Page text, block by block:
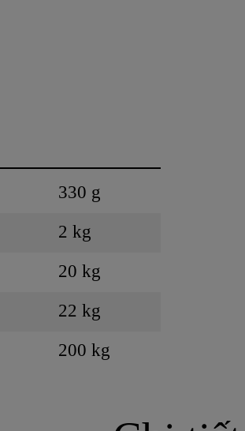
330 g
2 kg
20 kg
22 kg
200 kg